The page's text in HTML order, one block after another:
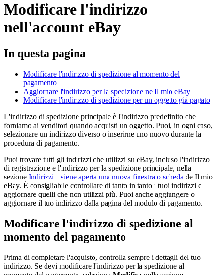
Modificare l'indirizzo
nell'account eBay
In questa pagina
Modificare l'indirizzo di spedizione al momento del
pagamento
Aggiornare l'indirizzo per la spedizione ne Il mio eBay
Modificare l'indirizzo di spedizione per un oggetto già pagato
L'indirizzo di spedizione principale è l'indirizzo predefinito che
forniamo ai venditori quando acquisti un oggetto. Puoi, in ogni caso,
selezionare un indirizzo diverso o inserirne uno nuovo durante la
procedura di pagamento.
Puoi trovare tutti gli indirizzi che utilizzi su eBay, incluso l'indirizzo
di registrazione e l'indirizzo per la spedizione principale, nella
sezione Indirizzi - viene aperta una nuova finestra o scheda de Il mio
eBay. È consigliabile controllare di tanto in tanto i tuoi indirizzi e
aggiornare quelli che non utilizzi più. Puoi anche aggiungere o
aggiornare il tuo indirizzo dalla pagina del modulo di pagamento.
Modificare l'indirizzo di spedizione al
momento del pagamento
Prima di completare l'acquisto, controlla sempre i dettagli del tuo
indirizzo. Se devi modificare l'indirizzo per la spedizione al